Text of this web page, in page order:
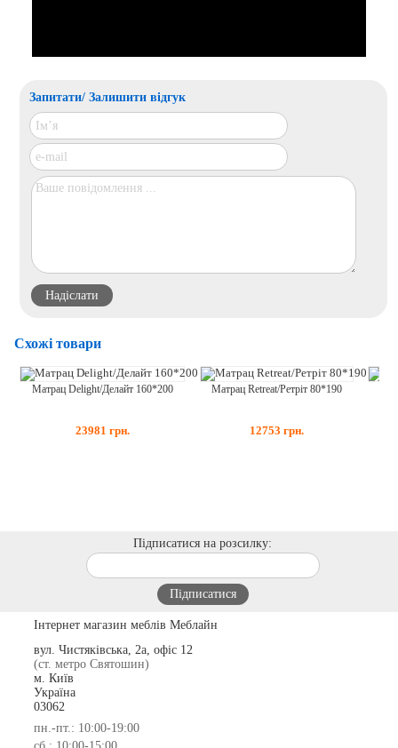
Запитати/ Залишити відгук
Схожі товари
Матрац Delight/Делайт 160*200
23981 грн.
Матрац Retreat/Ретріт 80*190
12753 грн.
Підписатися на розсилку:
Інтернет магазин меблів Меблайн
вул. Чистяківська, 2а, офіс 12
(ст. метро Святошин)
м. Київ
Україна
03062
пн.-пт.: 10:00-19:00